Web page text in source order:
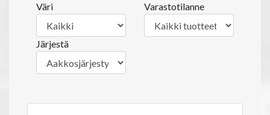
Väri Varastotilanne
Järjestä